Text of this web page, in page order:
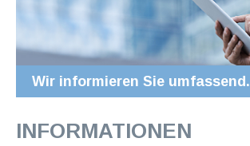
Wir informieren Sie umfassend.
INFORMATIONEN